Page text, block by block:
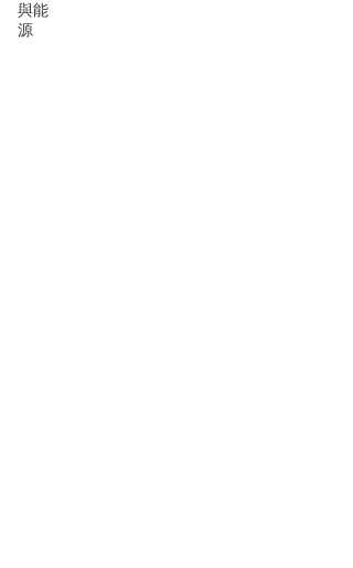
與能
源